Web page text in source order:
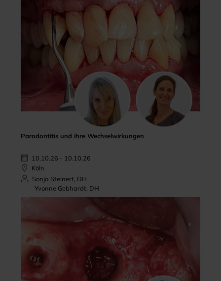
Parodontitis und ihre Wechselwirkungen
10.10.26 - 10.10.26
Köln
Sonja Steinert, DH
Yvonne Gebhardt, DH